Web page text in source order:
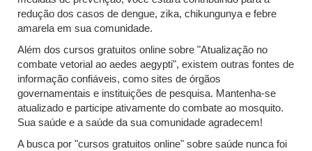
redução dos casos de dengue, zika, chikungunya e febre
amarela em sua comunidade.
Além dos cursos gratuitos online sobre "Atualização no
combate vetorial ao aedes aegypti", existem outras fontes de
informação confiáveis, como sites de órgãos
governamentais e instituições de pesquisa. Mantenha-se
atualizado e participe ativamente do combate ao mosquito.
Sua saúde e a saúde da sua comunidade agradecem!
A busca por "cursos gratuitos online" sobre saúde nunca foi